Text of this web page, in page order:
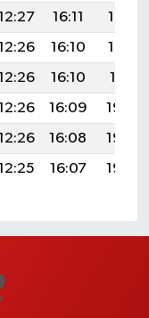
16:11
19:13
16:10
19:12
16:10
19:11
16:09
19:09
16:08
19:08
16:07 19:06